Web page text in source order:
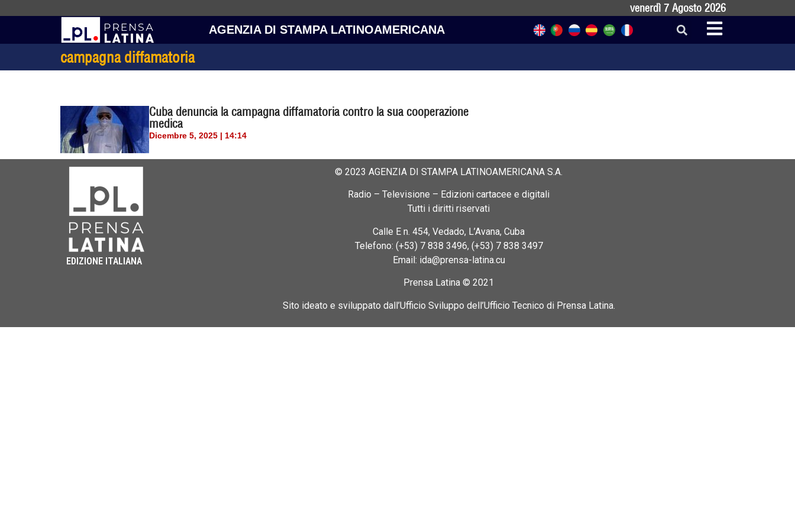
venerdì 7 Agosto 2026
AGENZIA DI STAMPA LATINOAMERICANA
campagna diffamatoria
Cuba denuncia la campagna diffamatoria contro la sua cooperazione
medica
Dicembre 5, 2025 | 14:14
EDIZIONE ITALIANA
© 2023 AGENZIA DI STAMPA LATINOAMERICANA S.A.
Radio – Televisione – Edizioni cartacee e digitali
Tutti i diritti riservati
Calle E n. 454, Vedado, L’Avana, Cuba
Telefono: (+53) 7 838 3496, (+53) 7 838 3497
Email: ida@prensa-latina.cu
Prensa Latina © 2021
Sito ideato e sviluppato dall’Ufficio Sviluppo dell’Ufficio Tecnico di Prensa Latina.